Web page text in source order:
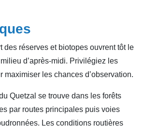
des réserves et biotopes ouvrent tôt le
d’après‑midi. Privilégiez les
maximiser les chances d’observation.
Quetzal se trouve dans les forêts
par routes principales puis voies
Les conditions routières